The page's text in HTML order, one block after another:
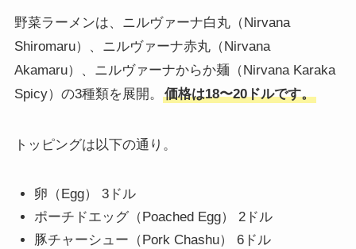
野菜ラーメンは、ニルヴァーナ白丸（Nirvana
Shiromaru）、ニルヴァーナ赤丸（Nirvana
Akamaru）、ニルヴァーナからか麺（Nirvana Karaka
Spicy）の3種類を展開。
価格は18〜20ドルです。
トッピングは以下の通り。
卵（Egg） 3ドル
ポーチドエッグ（Poached Egg） 2ドル
豚チャーシュー（Pork Chashu） 6ドル